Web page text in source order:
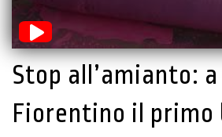
Stop all’amianto:
Fiorentino il primo